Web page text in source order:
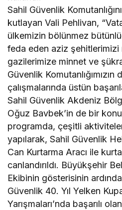
Sahil Güvenlik
kutlayan Vali Pehlivan,
ülkemizin bölünmez
feda eden aziz şehitlerimizi
gazilerimize minnet ve
Güvenlik Komutanlığımızın
çalışmalarında üstün
Sahil Güvenlik Akdeniz
Oğuz Bavbek’in de bir
programda, çeşitli
yapılarak, Sahil Güvenlik
Can Kurtarma Aracı ile
canlandırıldı. Büyükşehir
Ekibinin gösterisinin
Güvenlik 40. Yıl Yelken
Yarışmaları’nda başarılı